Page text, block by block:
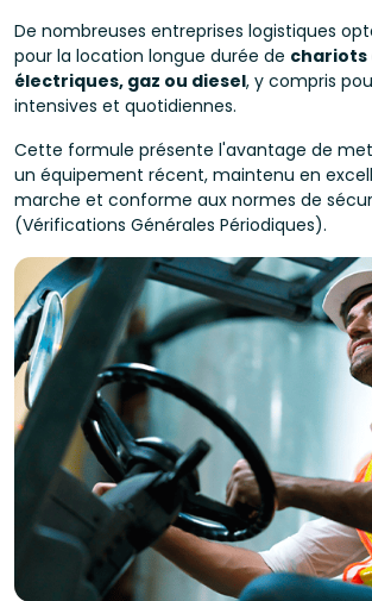
De nombreuses entreprises logistiques
pour la location longue durée de chariots
électriques, gaz ou diesel, y compris
intensives et quotidiennes.
Cette formule présente l'avantage de
un équipement récent, maintenu en
marche et conforme aux normes de
(Vérifications Générales Périodiques).